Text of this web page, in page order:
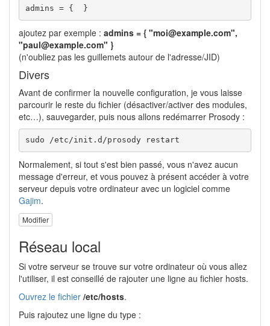
admins = { }
ajoutez par exemple : admins = { "moi@example.com",
"paul@example.com" }
(n'oubliez pas les guillemets autour de l'adresse/JID)
Divers
Avant de confirmer la nouvelle configuration, je vous laisse
parcourir le reste du fichier (désactiver/activer des modules,
etc…), sauvegarder, puis nous allons redémarrer Prosody :
sudo /etc/init.d /prosody restart
Normalement, si tout s'est bien passé, vous n'avez aucun
message d'erreur, et vous pouvez à présent accéder à votre
serveur depuis votre ordinateur avec un logiciel comme
Gajim.
Modifier
Réseau local
Si votre serveur se trouve sur votre ordinateur où vous allez
l'utiliser, il est conseillé de rajouter une ligne au fichier hosts.
Ouvrez le fichier /etc/hosts.
Puis rajoutez une ligne du type :